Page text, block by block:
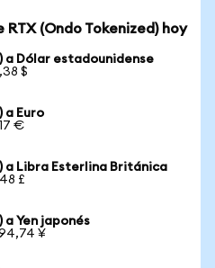
RTX (Ondo Tokenized) hoy
a Dólar estadounidense
$
a Euro
€
a Libra Esterlina Británica
£
a Yen japonés
¥